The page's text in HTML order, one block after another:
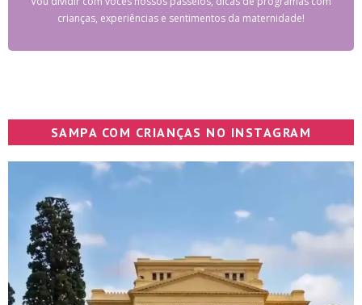
crianças, experiências e sentimentos da maternidade!
SAMPA COM CRIANÇAS NO INSTAGRAM